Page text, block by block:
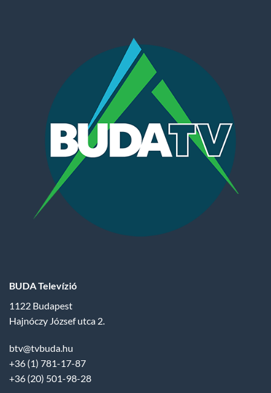
BUDA Televízió
1122 Budapest
Hajnóczy József utca 2.
btv@tvbuda.hu
+36 (1) 781-17-87
+36 (20) 501-98-28